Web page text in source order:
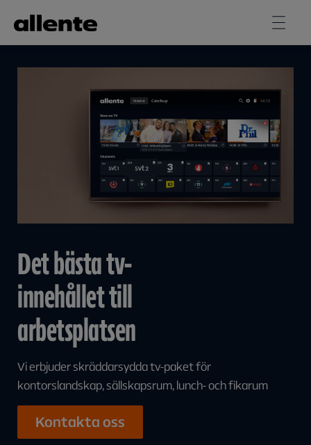
Det bästa tv-
innehållet till
arbetsplatsen
Vi erbjuder skräddarsydda tv-paket för
kontorslandskap, sällskapsrum, lunch- och fikarum
Kontakta oss